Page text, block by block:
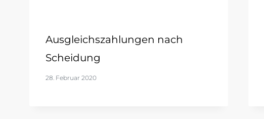
Ausgleichszahlungen nach
Scheidung
28. Februar 2020